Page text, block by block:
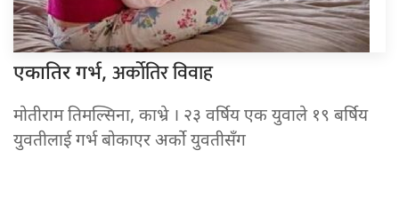
एकातिर गर्भ, अर्काेतिर विवाह
मोतीराम तिमल्सिना, काभ्रे । २३ वर्षिय एक युवाले १९ बर्षिय
युवतीलाई गर्भ बोकाएर अर्काे युवतीसँग